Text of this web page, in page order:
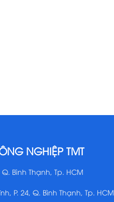
NGHIỆP TMT
Q. Bình Thạnh, Tp. HCM
P. 24, Q. Bình Thạnh, Tp. HCM